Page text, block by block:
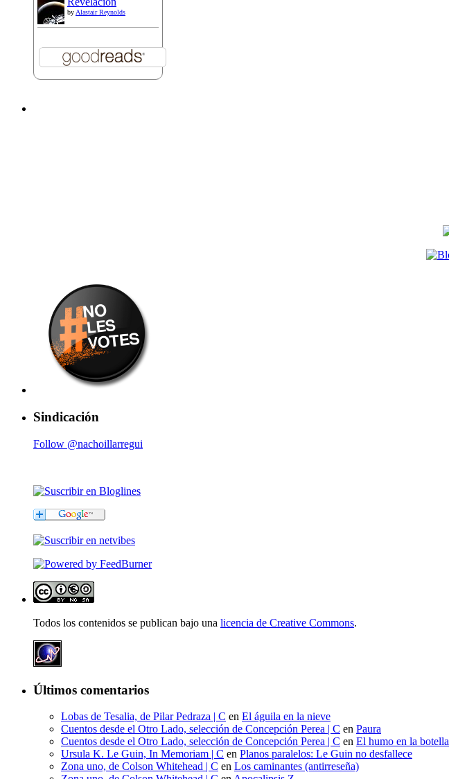
byAlastair Reynolds
Sindicación
Follow @nachoillarregui
Todos los contenidos se publican bajo una licencia de Creative Commons.
Últimos comentarios
Lobas de Tesalia, de Pilar Pedraza | C en El águila en la nieve
Cuentos desde el Otro Lado, selección de Concepción Perea | C en Paura
Cuentos desde el Otro Lado, selección de Concepción Perea | C en El humo en la botella
Ursula K. Le Guin, In Memoriam | C en Planos paralelos: Le Guin no desfallece
Zona uno, de Colson Whitehead | C en Los caminantes (antirreseña)